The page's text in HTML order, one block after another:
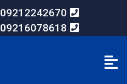
09212242670
09216078618